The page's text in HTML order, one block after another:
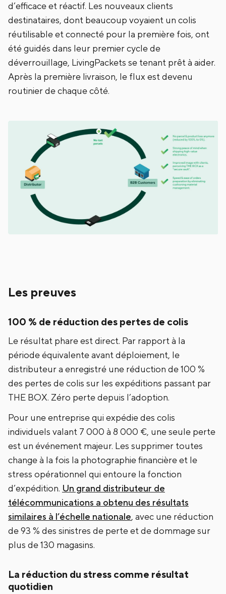
d’efficace et réactif. Les nouveaux clients
destinataires, dont beaucoup voyaient un colis
réutilisable et connecté pour la première fois, ont
été guidés dans leur premier cycle de
déverrouillage, LivingPackets se tenant prêt à aider.
Après la première livraison, le flux est devenu
routinier de chaque côté.
Les preuves
100 % de réduction des pertes de colis
Le résultat phare est direct. Par rapport à la
période équivalente avant déploiement, le
distributeur a enregistré une réduction de 100 %
des pertes de colis sur les expéditions passant par
THE BOX. Zéro perte depuis l’adoption.
Pour une entreprise qui expédie des colis
individuels valant 7 000 à 8 000 €, une seule perte
est un événement majeur. Les supprimer toutes
change à la fois la photographie financière et le
stress opérationnel qui entoure la fonction
d’expédition. Un grand distributeur de
télécommunications a obtenu des résultats
similaires à l’échelle nationale, avec une réduction
de 93 % des sinistres de perte et de dommage sur
plus de 130 magasins.
La réduction du stress comme résultat
quotidien